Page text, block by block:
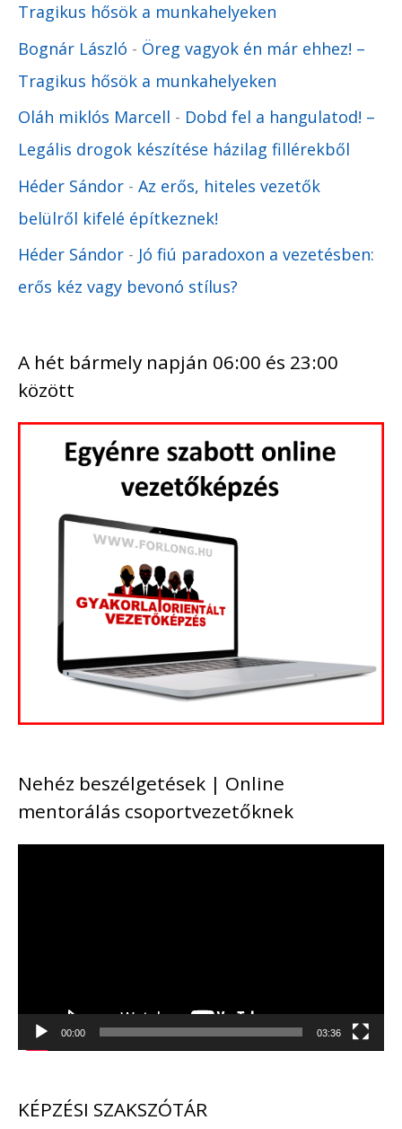
Tragikus hősök a munkahelyeken
Bognár László - Öreg vagyok én már ehhez! –
Tragikus hősök a munkahelyeken
Oláh miklós Marcell - Dobd fel a hangulatod! –
Legális drogok készítése házilag fillérekből
Héder Sándor - Az erős, hiteles vezetők
belülről kifelé építkeznek!
Héder Sándor - Jó fiú paradoxon a vezetésben:
erős kéz vagy bevonó stílus?
A hét bármely napján 06:00 és 23:00
között
Nehéz beszélgetések | Online
mentorálás csoportvezetőknek
l
e
á
00:00 03:36
KÉPZÉSI SZAKSZÓTÁR